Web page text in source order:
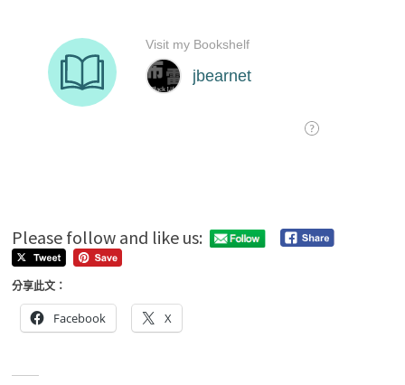
Please follow and like us:
分享此文：
Facebook X